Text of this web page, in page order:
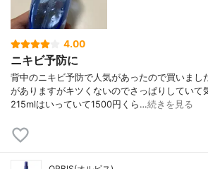
4.00
ニキビ予防に
背中のニキビ予防で人気があったので買いまし
がありますがキツくないのでさっぱりしていて
215mlはいっていて1500円くら…続きを見る